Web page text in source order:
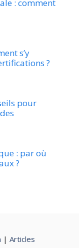
: comment
s’y
?
pour
: par où
?
| Articles